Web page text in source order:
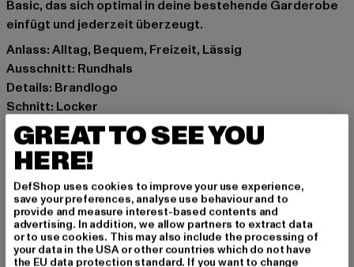
Basic, das sich optimal in deine bestehende Garderobe
einfügt und jederzeit überzeugt.
Anlass: Alltag, Bequem, Freizeit, Lässig
Ausschnitt: Rundhals
Details: Brandlogo
Schnitt: Locker
Marke: Karl Kani
Kat.: T-Shirts
Farbe: beige
Hersteller Farbe: sand
Materialzusammensetzung: 100% Baumwolle
Art.Nr: 6069112-00208
Hersteller: Urban Styles Agency GmbH & Co. KG |
GREAT TO SEE YOU
HERE!
DefShop uses cookies to improve your use experience,
save your preferences, analyse use behaviour and to
provide and measure interest-based contents and
advertising. In addition, we allow partners to extract data
or to use cookies. This may also include the processing of
your data in the USA or other countries which do not have
the EU data protection standard. If you want to change